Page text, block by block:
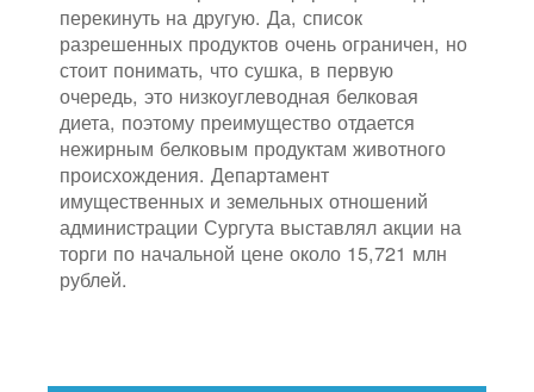
перекинуть на другую. Да, список
разрешенных продуктов очень ограничен, но
стоит понимать, что сушка, в первую
очередь, это низкоуглеводная белковая
диета, поэтому преимущество отдается
нежирным белковым продуктам животного
происхождения. Департамент
имущественных и земельных отношений
администрации Сургута выставлял акции на
торги по начальной цене около 15,721 млн
рублей.